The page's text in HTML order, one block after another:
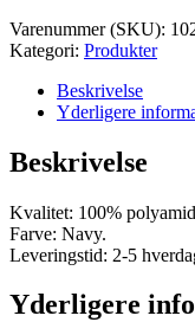
kr. 450,00. kr.
Varenummer (SKU):
Kategori: Produkter
Beskrivelse
Yderligere
Beskrivelse
Kvalitet: 100%
Farve: Navy.
Leveringstid: 2-5
Yderligere